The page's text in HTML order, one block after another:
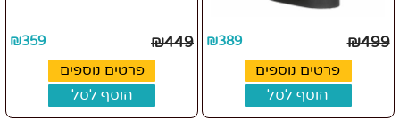
₪499
₪389
פרטים נוספים
הוסף לסל
₪449
₪359
פרטים נוספים
הוסף לסל